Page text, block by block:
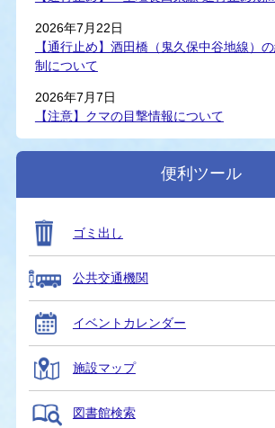
2026年7月22日
【通行止め】酒田橋（鬼久保中谷地線）
制について
2026年7月7日
【注意】クマの目撃情報について
便利ツール
ゴミ出し
公共交通機関
イベントカレンダー
施設マップ
図書館検索